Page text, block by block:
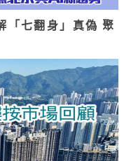
「七翻身」真偽 聚